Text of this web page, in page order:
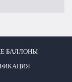
БАЛЛОНЫ